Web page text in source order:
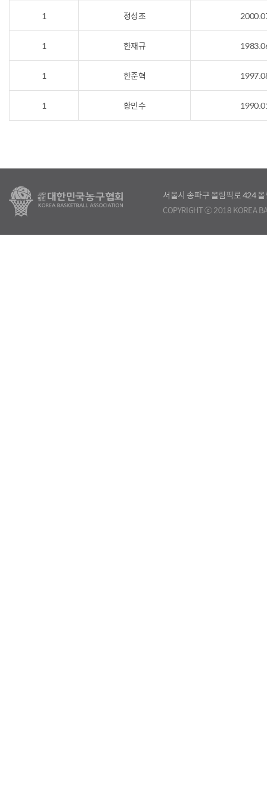
1 정성조
1 한재규
1 한준혁
1 황민수
서울시 송파구 올림픽로 424
COPYRIGHT ⓒ 2018 KOREA